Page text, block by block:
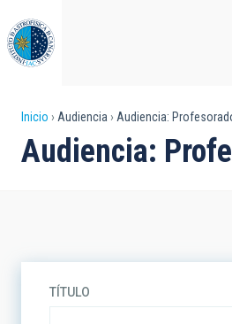
al
contenido
principal
Sobrescribir
enlaces
navegación
Inicio Audiencia Audiencia:
Audiencia:
TÍTULO